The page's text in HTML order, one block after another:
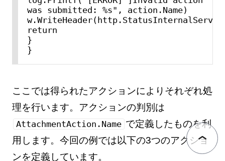
was submitted: %s", action.Name)
return
}
}
ここでは得られたアクションによりそれぞれ処
理を行います。アクションの判別は
AttachmentAction.Name で定義したものを利
用します。今回の例では以下の3つのアクショ
ンを定義しています。